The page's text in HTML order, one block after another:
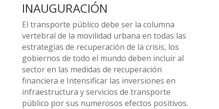
INAUGURACIÓN
El transporte público debe ser la columna
vertebral de la movilidad urbana en todas las
estrategias de recuperación de la crisis, los
gobiernos de todo el mundo deben incluir al
sector en las medidas de recuperación
financiera e Intensificar las inversiones en
infraestructura y servicios de transporte
público por sus numerosos efectos positivos.